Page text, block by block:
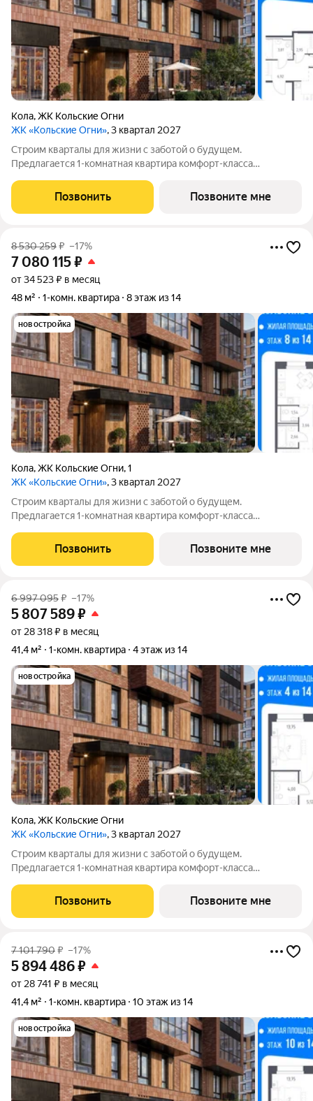
Кола,ЖК Кольские Огни
ЖК «Кольские Огни», 3 квартал 2027
Строим кварталы для жизни с заботой о будущем.
Предлагается 1-комнатная квартира комфорт-класса
12-м этаже, в жилом комплексе "Кольские Огни". Квартиры
сдаются без отделки, а значит, вы легко
Позвонить Позвоните мне
8 530 259₽ –17%
7 080 115₽
от 34 523 ₽ в месяц
48 м²
1-комн. квартира 8 этаж из 14
новостройка
Кола,ЖК Кольские Огни,1
ЖК «Кольские Огни», 3 квартал 2027
Строим кварталы для жизни с заботой о будущем.
Предлагается 1-комнатная квартира комфорт-класса
8-м этаже, в жилом комплексе "Кольские Огни". Квартиры
сдаются без отделки, а значит, вы легко
Позвонить Позвоните мне
6 997 095₽ –17%
5 807 589₽
от 28 318 ₽ в месяц
41,4 м²
1-комн. квартира 4 этаж из 14
новостройка
Кола,ЖК Кольские Огни
ЖК «Кольские Огни», 3 квартал 2027
Строим кварталы для жизни с заботой о будущем.
Предлагается 1-комнатная квартира комфорт-класса
4-м этаже, в жилом комплексе "Кольские Огни". Квартиры
сдаются без отделки, а значит, вы легко
Позвонить Позвоните мне
7 101 790₽ –17%
5 894 486₽
от 28 741 ₽ в месяц
41,4 м²
1-комн. квартира 10 этаж из 14
новостройка